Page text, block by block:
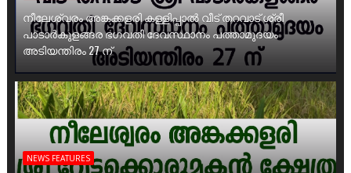
നീലേശ്വരം അങ്കക്കളരി കള്ളിപ്പാൽ വീട് തറവാട് ശ്രീ
പാടാർകുളങ്ങര ഭഗവതി ദേവസ്ഥാനം പത്താമുദയം
അടിയന്തിരം 27 ന്
NEWS FEATURES